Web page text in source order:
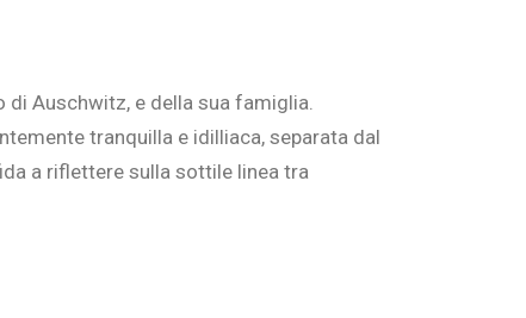
Auschwitz, e della sua famiglia.
tranquilla e idilliaca, separata dal
a riflettere sulla sottile linea tra